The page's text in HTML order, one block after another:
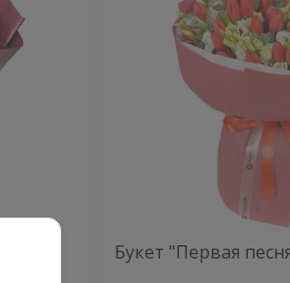
Букет "Первая